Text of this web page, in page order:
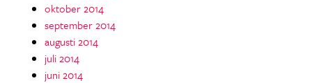
oktober 2014
september 2014
augusti 2014
juli 2014
juni 2014